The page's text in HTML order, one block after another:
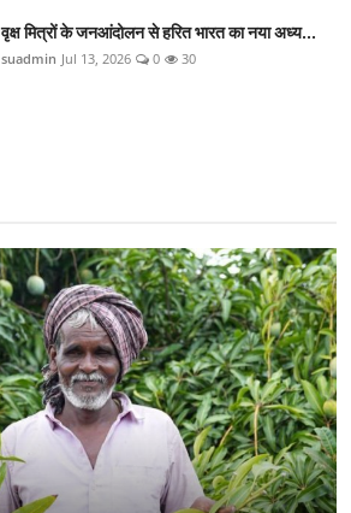
वृक्ष मित्रों के जनआंदोलन से हरित भारत का नया अध्य...
suadmin Jul 13, 2026 0 30